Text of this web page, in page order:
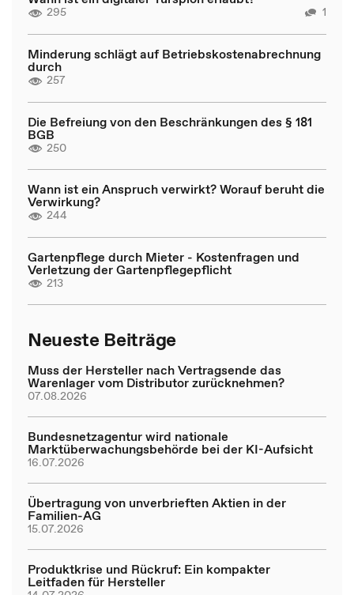
295 1
Minderung schlägt auf Betriebskostenabrechnung
durch
257
Die Befreiung von den Beschränkungen des § 181
BGB
250
Wann ist ein Anspruch verwirkt? Worauf beruht die
Verwirkung?
244
Gartenpflege durch Mieter - Kostenfragen und
Verletzung der Gartenpflegepflicht
213
Neueste Beiträge
Muss der Hersteller nach Vertragsende das
Warenlager vom Distributor zurücknehmen?
07.08.2026
Bundesnetzagentur wird nationale
Marktüberwachungsbehörde bei der KI-Aufsicht
16.07.2026
Übertragung von unverbrieften Aktien in der
Familien-AG
15.07.2026
Produktkrise und Rückruf: Ein kompakter
Leitfaden für Hersteller